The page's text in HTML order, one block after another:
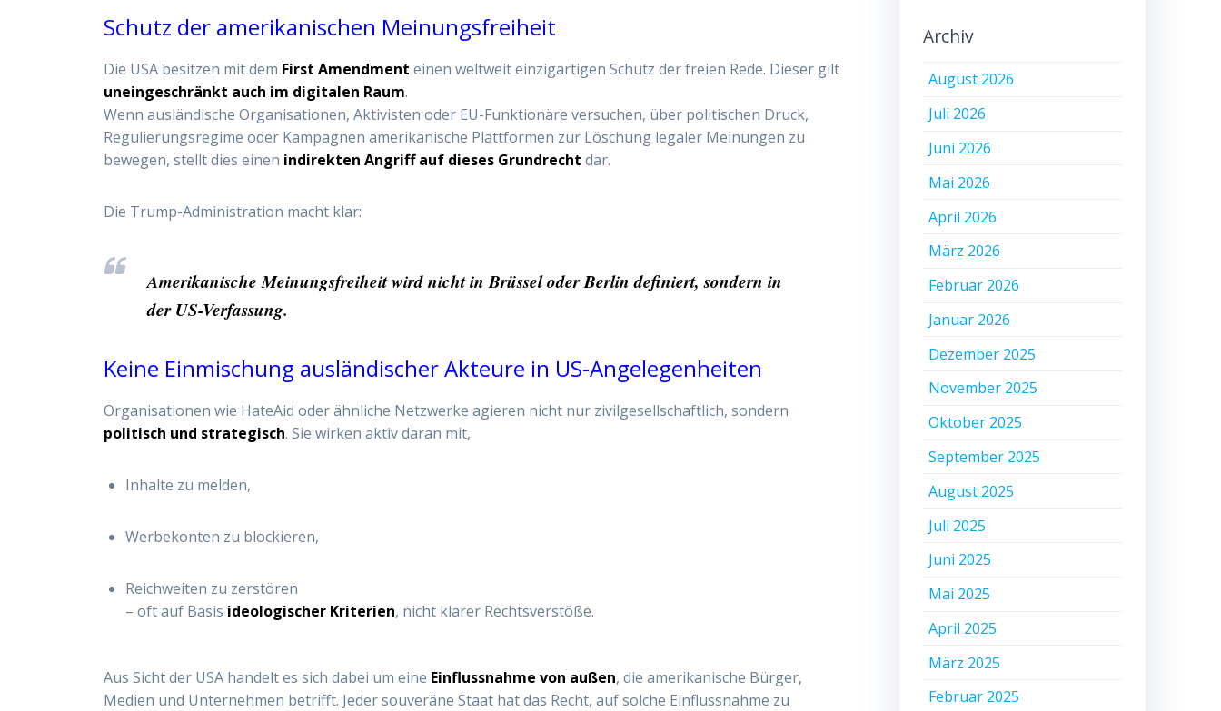
Schutz der amerikanischen Meinungsfreiheit
Die USA besitzen mit dem First Amendment einen weltweit einzigartigen Schutz der freien Rede. Dieser gilt
uneingeschränkt auch im digitalen Raum.
Wenn ausländische Organisationen, Aktivisten oder EU-Funktionäre versuchen, über politischen Druck,
Regulierungsregime oder Kampagnen amerikanische Plattformen zur Löschung legaler Meinungen zu
bewegen, stellt dies einen indirekten Angriff auf dieses Grundrecht dar.
Die Trump-Administration macht klar:
Amerikanische Meinungsfreiheit wird nicht in Brüssel oder Berlin definiert, sondern in
der US-Verfassung.
Keine Einmischung ausländischer Akteure in US-Angelegenheiten
Organisationen wie HateAid oder ähnliche Netzwerke agieren nicht nur zivilgesellschaftlich, sondern
politisch und strategisch. Sie wirken aktiv daran mit,
Inhalte zu melden,
Werbekonten zu blockieren,
Reichweiten zu zerstören
– oft auf Basis ideologischer Kriterien, nicht klarer Rechtsverstöße.
Aus Sicht der USA handelt es sich dabei um eine Einflussnahme von außen, die amerikanische Bürger,
Medien und Unternehmen betrifft. Jeder souveräne Staat hat das Recht, auf solche Einflussnahme zu
Archiv
August 2026
Juli 2026
Juni 2026
Mai 2026
April 2026
März 2026
Februar 2026
Januar 2026
Dezember 2025
November 2025
Oktober 2025
September 2025
August 2025
Juli 2025
Juni 2025
Mai 2025
April 2025
März 2025
Februar 2025